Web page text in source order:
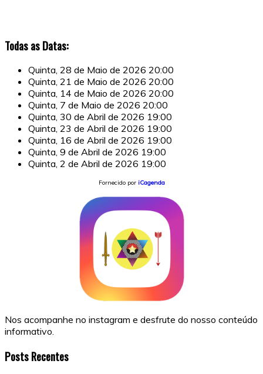
Todas as Datas:
Quinta, 28 de Maio de 2026 20:00
Quinta, 21 de Maio de 2026 20:00
Quinta, 14 de Maio de 2026 20:00
Quinta, 7 de Maio de 2026 20:00
Quinta, 30 de Abril de 2026 19:00
Quinta, 23 de Abril de 2026 19:00
Quinta, 16 de Abril de 2026 19:00
Quinta, 9 de Abril de 2026 19:00
Quinta, 2 de Abril de 2026 19:00
Fornecido por iCagenda
Nos acompanhe no instagram e desfrute do nosso conteúdo
informativo.
Posts Recentes